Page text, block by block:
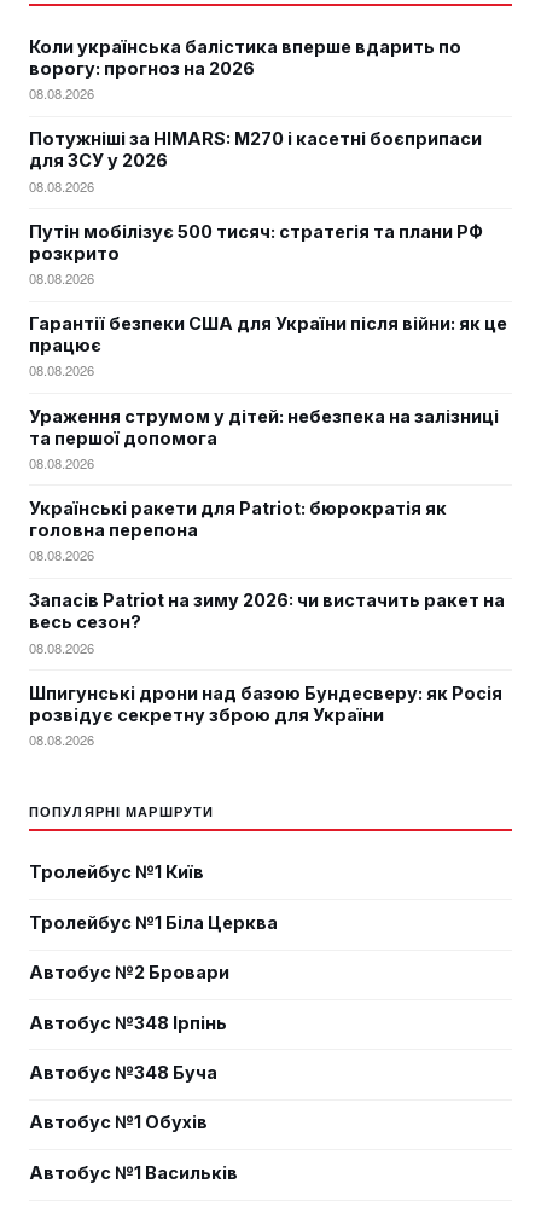
Коли українська балістика вперше вдарить по
ворогу: прогноз на 2026
08.08.2026
Потужніші за HIMARS: М270 і касетні боєприпаси
для ЗСУ у 2026
08.08.2026
Путін мобілізує 500 тисяч: стратегія та плани РФ
розкрито
08.08.2026
Гарантії безпеки США для України після війни: як це
працює
08.08.2026
Ураження струмом у дітей: небезпека на залізниці
та першої допомога
08.08.2026
Українські ракети для Patriot: бюрократія як
головна перепона
08.08.2026
Запасів Patriot на зиму 2026: чи вистачить ракет на
весь сезон?
08.08.2026
Шпигунські дрони над базою Бундесверу: як Росія
розвідує секретну зброю для України
08.08.2026
ПОПУЛЯРНІ МАРШРУТИ
Тролейбус №1 Київ
Тролейбус №1 Біла Церква
Автобус №2 Бровари
Автобус №348 Ірпінь
Автобус №348 Буча
Автобус №1 Обухів
Автобус №1 Васильків